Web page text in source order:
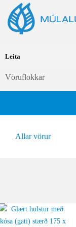
Vöruflokkar
Allar vörur